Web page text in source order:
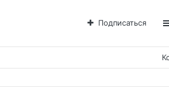
Подписаться